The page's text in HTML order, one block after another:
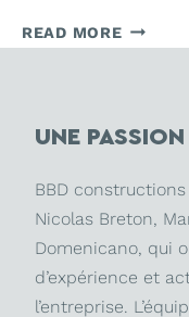
READ MORE XPRESS
UNE PASSION
BBD
Nicolas Breton,
Domenicano, qui
d’expérience et
l’entreprise.